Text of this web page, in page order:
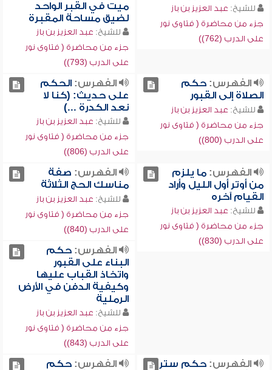
للشيخ: عبد العزيز بن باز
جزء من محاضرة ( فتاوى نور
على الدرب (762))
ميت في القبر الواحد
لضيق مساحة المقبرة
للشيخ: عبد العزيز بن باز
جزء من محاضرة ( فتاوى نور
على الدرب (793))
الفهرس:حكم
الصلاة إلى القبور
للشيخ: عبد العزيز بن باز
جزء من محاضرة ( فتاوى نور
على الدرب (800))
الفهرس:الحكم
على حديث: (كنا لا
نعد الكدرة ...)
للشيخ: عبد العزيز بن باز
جزء من محاضرة ( فتاوى نور
على الدرب (806))
الفهرس:ما يلزم
من أوتر أول الليل وأراد
القيام آخره
للشيخ: عبد العزيز بن باز
جزء من محاضرة ( فتاوى نور
على الدرب (830))
الفهرس: صفة
مناسك الحج الثلاثة
للشيخ: عبد العزيز بن باز
جزء من محاضرة ( فتاوى نور
على الدرب (840))
الفهرس:حكم
البناء على القبور
واتخاذ القباب عليها
وكيفية الدفن في الأرض
الرملية
للشيخ: عبد العزيز بن باز
جزء من محاضرة ( فتاوى نور
على الدرب (843))
الفهرس:حكم ستر
الفهرس:حكم